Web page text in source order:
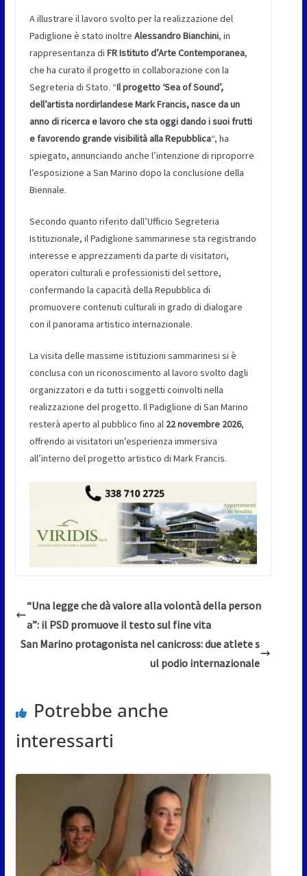
A illustrare il lavoro svolto per la realizzazione del
Padiglione è stato inoltre Alessandro Bianchini, in
rappresentanza di FR Istituto d’Arte Contemporanea,
che ha curato il progetto in collaborazione con la
Segreteria di Stato. “Il progetto ‘Sea of Sound’,
dell’artista nordirlandese Mark Francis, nasce da un
anno di ricerca e lavoro che sta oggi dando i suoi frutti
e favorendo grande visibilità alla Repubblica“, ha
spiegato, annunciando anche l’intenzione di riproporre
l’esposizione a San Marino dopo la conclusione della
Biennale.
Secondo quanto riferito dall’Ufficio Segreteria
Istituzionale, il Padiglione sammarinese sta registrando
interesse e apprezzamenti da parte di visitatori,
operatori culturali e professionisti del settore,
confermando la capacità della Repubblica di
promuovere contenuti culturali in grado di dialogare
con il panorama artistico internazionale.
La visita delle massime istituzioni sammarinesi si è
conclusa con un riconoscimento al lavoro svolto dagli
organizzatori e da tutti i soggetti coinvolti nella
realizzazione del progetto. Il Padiglione di San Marino
resterà aperto al pubblico fino al 22 novembre 2026,
offrendo ai visitatori un’esperienza immersiva
all’interno del progetto artistico di Mark Francis.
“Una legge che dà valore alla volontà della person
a”: il PSD promuove il testo sul fine vita
San Marino protagonista nel canicross: due atlete s
ul podio internazionale
Potrebbe anche
interessarti